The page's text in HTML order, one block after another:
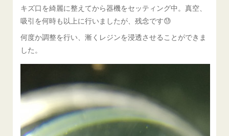
キズ口を綺麗に整えてから器機をセッティング中。真空、
吸引を何時も以上に行いましたが、残念です😓
何度か調整を行い、漸くレジンを浸透させることができま
した。